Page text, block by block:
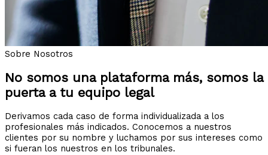
Sobre Nosotros
No somos una plataforma más, somos la
puerta a tu equipo legal
Derivamos cada caso de forma individualizada a los
profesionales más indicados. Conocemos a nuestros
clientes por su nombre y luchamos por sus intereses como
si fueran los nuestros en los tribunales.